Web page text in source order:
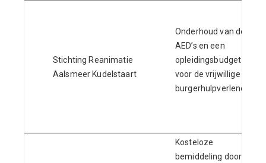
Stichting Reanimatie
Aalsmeer Kudelstaart
Onderhoud van de
AED’s en een
opleidingsbudget
voor de vrijwillige
burgerhulpverleners.
Kosteloze
bemiddeling door